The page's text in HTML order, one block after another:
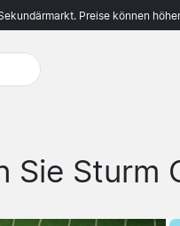
Preise können
Sie Sturm